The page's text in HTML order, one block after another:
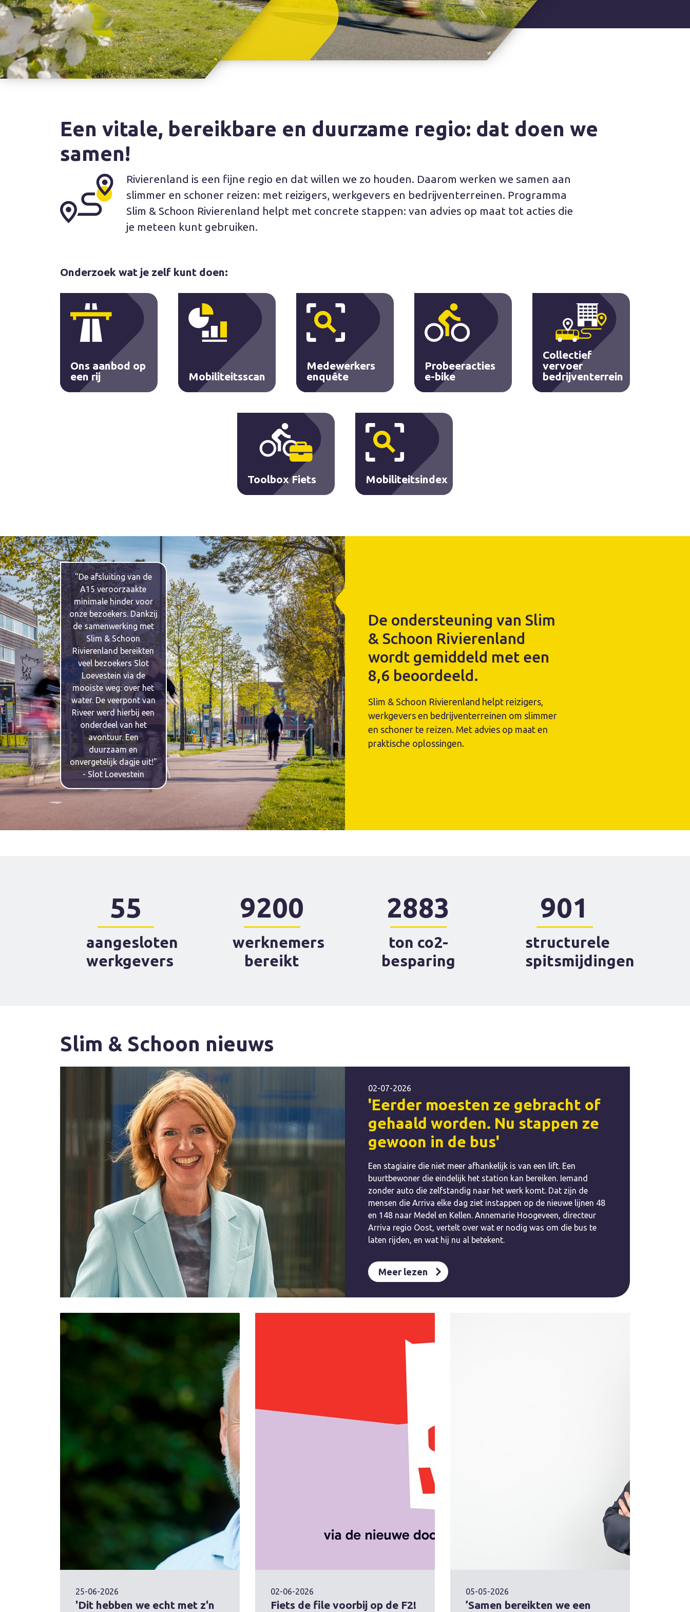
Een vitale, bereikbare en duurzame regio: dat doen we
samen!
Rivierenland is een fijne regio en dat willen we zo houden. Daarom werken we samen aan
slimmer en schoner reizen: met reizigers, werkgevers en bedrijventerreinen. Programma
Slim & Schoon Rivierenland helpt met concrete stappen: van advies op maat tot acties die
je meteen kunt gebruiken.
Onderzoek wat je zelf kunt doen:
Ons aanbod op
een rij
Mobiliteitsscan
Medewerkers
enquête
Probeeracties
e-bike
Collectief
vervoer
bedrijventerrein
Toolbox Fiets Mobiliteitsindex
"De afsluiting van de
A15 veroorzaakte
minimale hinder voor
onze bezoekers. Dankzij
de samenwerking met
Slim & Schoon
Rivierenland bereikten
veel bezoekers Slot
Loevestein via de
mooiste weg: over het
water. De veerpont van
Riveer werd hierbij een
onderdeel van het
avontuur. Een
duurzaam en
onvergetelijk dagje uit!"
- Slot Loevestein
De ondersteuning van Slim
& Schoon Rivierenland
wordt gemiddeld met een
8,6 beoordeeld.
Slim & Schoon Rivierenland helpt reizigers,
werkgevers en bedrijventerreinen om slimmer
en schoner te reizen. Met advies op maat en
praktische oplossingen.
55
aangesloten
werkgevers
9200
werknemers
bereikt
2883
ton co2-
besparing
901
structurele
spitsmijdingen
Slim & Schoon nieuws
02-07-2026
'Eerder moesten ze gebracht of
gehaald worden. Nu stappen ze
gewoon in de bus'
Een stagiaire die niet meer afhankelijk is van een lift. Een
buurtbewoner die eindelijk het station kan bereiken. Iemand
zonder auto die zelfstandig naar het werk komt. Dat zijn de
mensen die Arriva elke dag ziet instappen op de nieuwe lijnen 48
en 148 naar Medel en Kellen. Annemarie Hoogeveen, directeur
Arriva regio Oost, vertelt over wat er nodig was om die bus te
laten rijden, en wat hij nu al betekent.
Meer lezen
25-06-2026
'Dit hebben we echt met z'n
02-06-2026
Fiets de file voorbij op de F2!
05-05-2026
’Samen bereikten we een